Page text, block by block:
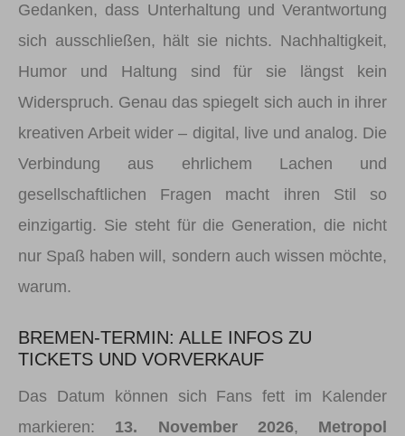
Gedanken, dass Unterhaltung und Verantwortung
sich ausschließen, hält sie nichts. Nachhaltigkeit,
Humor und Haltung sind für sie längst kein
Widerspruch. Genau das spiegelt sich auch in ihrer
kreativen Arbeit wider – digital, live und analog. Die
Verbindung aus ehrlichem Lachen und
gesellschaftlichen Fragen macht ihren Stil so
einzigartig. Sie steht für die Generation, die nicht
nur Spaß haben will, sondern auch wissen möchte,
warum.
BREMEN-TERMIN: ALLE INFOS ZU
TICKETS UND VORVERKAUF
Das Datum können sich Fans fett im Kalender
markieren: 13. November 2026, Metropol